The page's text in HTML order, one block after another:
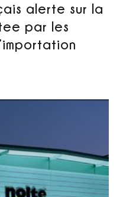
alerte sur la
par les